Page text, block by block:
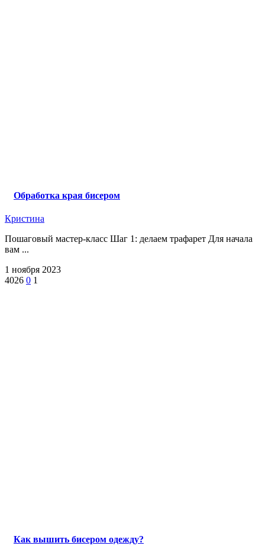
Обработка края бисером
Кристина
Пошаговый мастер-класс Шаг 1: делаем трафарет Для начала
вам ...
1 ноября 2023
4026 0 1
Как вышить бисером одежду?